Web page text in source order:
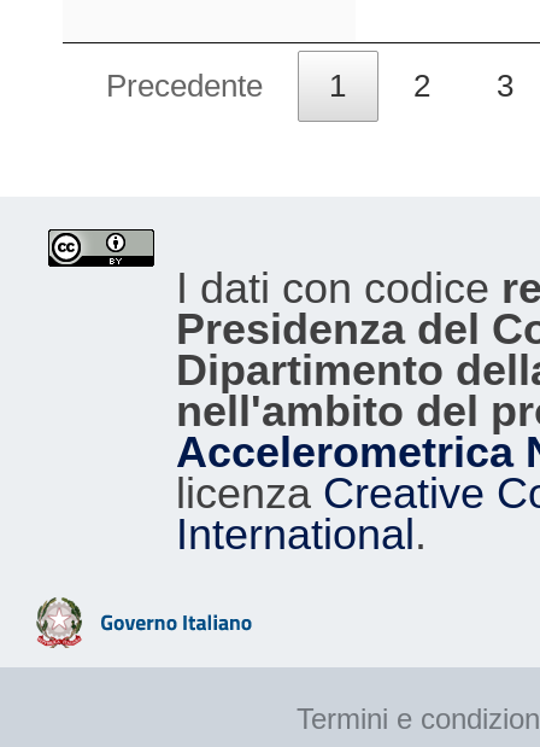
Precedente 1 2 3
I dati con codice
Presidenza del
Dipartimento
nell'ambito del
Accelerometrica
licenza Creative
International.
Termini e